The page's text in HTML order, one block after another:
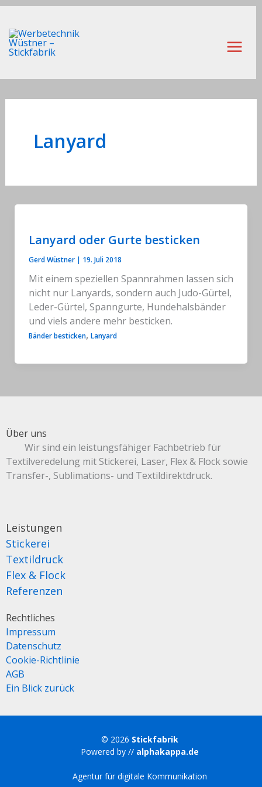
Zum
springen
Main
Menu
Lanyard
Lanyard oder Gurte besticken
Gerd Wüstner | 19. Juli 2018
Mit einem speziellen Spannrahmen lassen sich
nicht nur Lanyards, sondern auch Judo-Gürtel,
Leder-Gürtel, Spanngurte, Hundehalsbänder
und viels andere mehr besticken.
Bänder besticken, Lanyard
Über uns
Wir sind ein leistungsfähiger Fachbetrieb für
Textilveredelung mit Stickerei, Laser, Flex & Flock sowie
Transfer-, Sublimations- und Textildirektdruck.
Leistungen
Stickerei
Textildruck
Flex & Flock
Referenzen
Rechtliches
Impressum
Datenschutz
Cookie-Richtlinie
AGB
Ein Blick zurück
© 2026 Stickfabrik
Powered by // alphakappa.de
Agentur für digitale Kommunikation